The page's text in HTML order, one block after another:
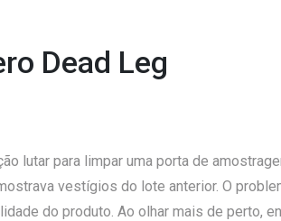
Dead Leg
lutar para limpar uma porta de
vestígios do lote anterior. O
do produto. Ao olhar mais de perto,